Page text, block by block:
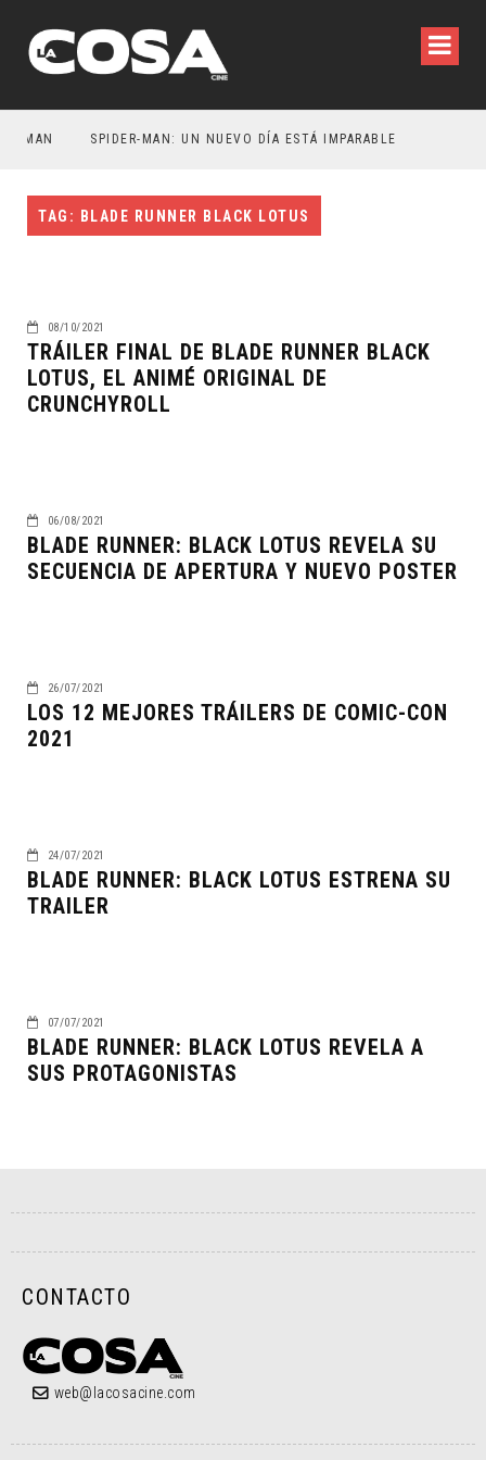
SPIDER-MAN: UN NUEVO DÍA ESTÁ IMPARABLE
TAG: BLADE RUNNER BLACK LOTUS
08/10/2021
TRÁILER FINAL DE BLADE RUNNER BLACK
LOTUS, EL ANIMÉ ORIGINAL DE
CRUNCHYROLL
06/08/2021
BLADE RUNNER: BLACK LOTUS REVELA SU
SECUENCIA DE APERTURA Y NUEVO POSTER
26/07/2021
LOS 12 MEJORES TRÁILERS DE COMIC-CON
2021
24/07/2021
BLADE RUNNER: BLACK LOTUS ESTRENA SU
TRAILER
07/07/2021
BLADE RUNNER: BLACK LOTUS REVELA A
SUS PROTAGONISTAS
CONTACTO
web@lacosacine.com